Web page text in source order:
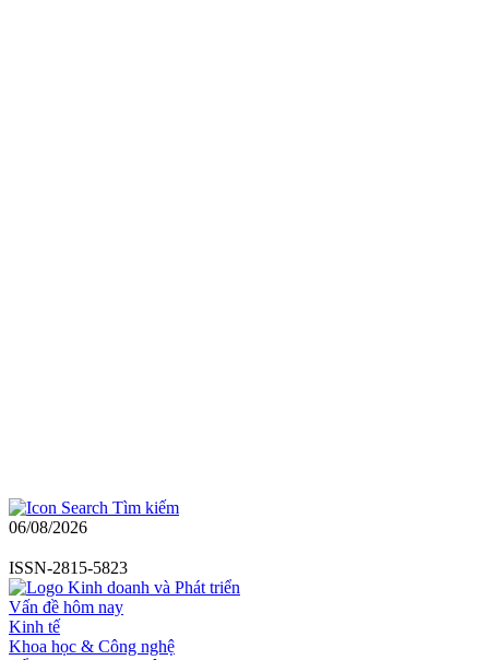
Tìm kiếm
06/08/2026
ISSN-2815-5823
Vấn đề hôm nay
Kinh tế
Khoa học & Công nghệ